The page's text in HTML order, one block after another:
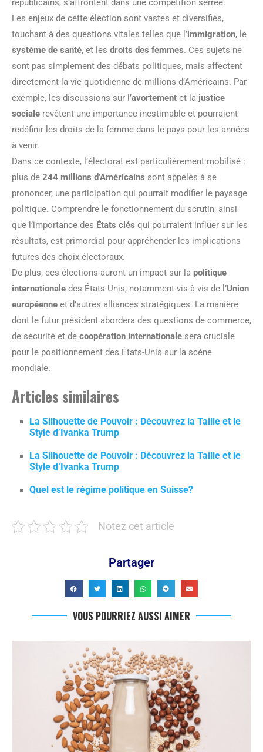
républicains, s’affrontent dans une compétition serrée.
Les enjeux de cette élection sont vastes et diversifiés,
touchant à des questions vitales telles que l’immigration, le
système de santé, et les droits des femmes. Ces sujets ne
sont pas simplement des débats politiques, mais affectent
directement la vie quotidienne de millions d’Américains. Par
exemple, les discussions sur l’avortement et la justice
sociale revêtent une importance inestimable et pourraient
redéfinir les droits de la femme dans le pays pour les années
à venir.
Dans ce contexte, l’électorat est particulièrement mobilisé :
plus de 244 millions d’Américains sont appelés à se
prononcer, une participation qui pourrait modifier le paysage
politique. Comprendre le fonctionnement du scrutin, ainsi
que l’importance des États clés qui pourraient influer sur les
résultats, est primordial pour appréhender les implications
futures des choix électoraux.
De plus, ces élections auront un impact sur la politique
internationale des États-Unis, notamment vis-à-vis de l’Union
européenne et d’autres alliances stratégiques. La manière
dont le futur président abordera des questions de commerce,
de sécurité et de coopération internationale sera cruciale
pour le positionnement des États-Unis sur la scène
mondiale.
Articles similaires
La Silhouette de Pouvoir : Découvrez la Taille et le
Style d’Ivanka Trump
La Silhouette de Pouvoir : Découvrez la Taille et le
Style d’Ivanka Trump
Quel est le régime politique en Suisse?
Notez cet article
Partager
VOUS POURRIEZ AUSSI AIMER